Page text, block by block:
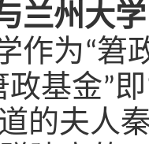
兰州大学
作为“䇹
政基金”
的夫人